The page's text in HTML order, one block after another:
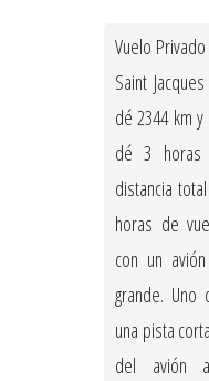
Vuelo
Saint
dé 2344 km
dé 3 horas
distancia
horas de
con un
grande.
una pista
del avión